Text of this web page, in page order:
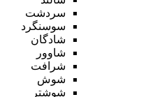
سردشت
سوسنگرد
شادگان
شاوور
شرافت
شوش
شوشتر